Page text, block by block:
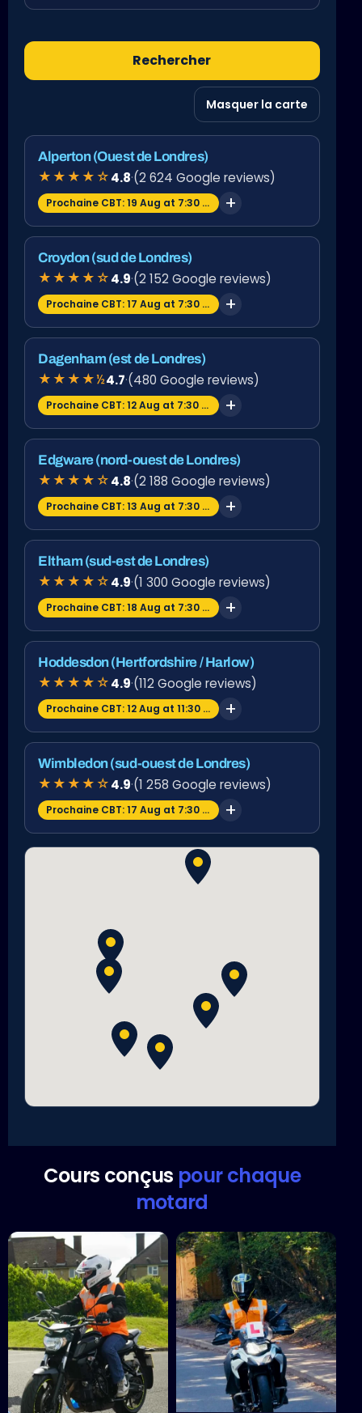
Rechercher
Masquer la carte
Alperton (Ouest de Londres)
★★★★☆4.8·(2 624 Google reviews)
Prochaine CBT: 19 Aug at 7:30 am
Croydon (sud de Londres)
★★★★☆4.9·(2 152 Google reviews)
Prochaine CBT: 17 Aug at 7:30 am
Dagenham (est de Londres)
★★★★½4.7·(480 Google reviews)
Prochaine CBT: 12 Aug at 7:30 am
Edgware (nord-ouest de Londres)
★★★★☆4.8·(2 188 Google reviews)
Prochaine CBT: 13 Aug at 7:30 am
Eltham (sud-est de Londres)
★★★★☆4.9·(1 300 Google reviews)
Prochaine CBT: 18 Aug at 7:30 am
Hoddesdon (Hertfordshire / Harlow)
★★★★☆4.9·(112 Google reviews)
Prochaine CBT: 12 Aug at 11:30 am
Wimbledon (sud-ouest de Londres)
★★★★☆4.9·(1 258 Google reviews)
Prochaine CBT: 17 Aug at 7:30 am
Cours conçus pour chaque
motard